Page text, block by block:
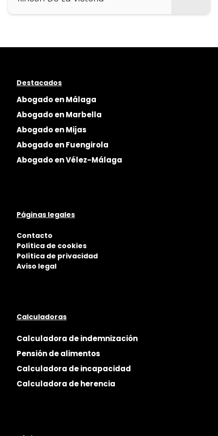
Destacados
Abogado en Málaga
Abogado en Marbella
Abogado en Mijas
Abogado en Fuengirola
Abogado en Vélez-Málaga
Páginas legales
Contacto
Política de cookies
Política de privacidad
Aviso legal
Calculadoras
Calculadora de indemnización
Pensión de alimentos
Calculadora de incapacidad
Calculadora de herencia